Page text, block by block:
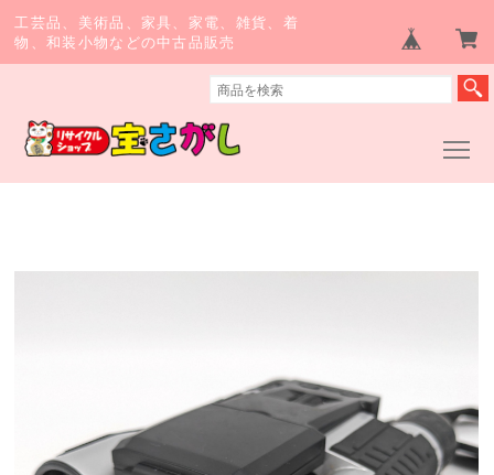
工芸品、美術品、家具、家電、雑貨、着
物、和装小物などの中古品販売